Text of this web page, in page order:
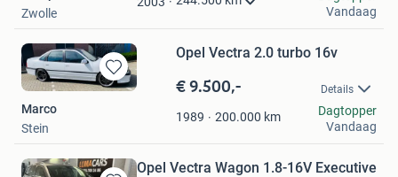
Zwolle
Vandaag
Bewaren
Opel Vectra 2.0 turbo 16v
€ 9.500,- Details
1989 200.000 km
Marco
Stein
Dagtopper
Vandaag
Opel Vectra Wagon 1.8-16V Executive